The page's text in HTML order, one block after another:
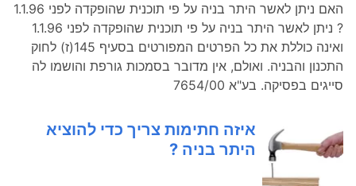
האם ניתן לאשר היתר בניה על פי תוכנית שהופקדה לפני 1.1.96
? ניתן לאשר היתר בניה על פי תוכנית שהופקדה לפני 1.1.96
ואינה כוללת את כל הפרטים המפורטים בסעיף 145(ז) לחוק
התכנון והבניה. ואולם, אין מדובר בסמכות גורפת והושמו לה
סייגים בפסיקה. בע"א 7654/00
איזה חתימות צריך כדי להוציא
היתר בניה ?